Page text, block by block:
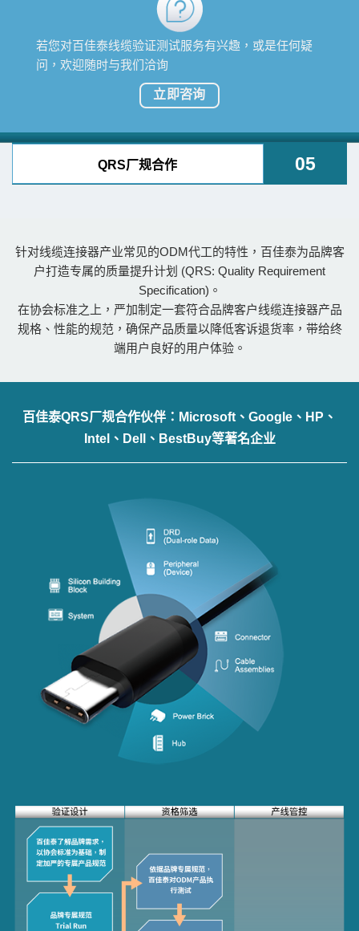
若您对百佳泰线缆验证测试服务有兴趣，或是任何疑
问，欢迎随时与我们洽询
立即咨询
QRS厂规合作 05
针对线缆连接器产业常见的ODM代工的特性，百佳泰为品牌客
户打造专属的质量提升计划 (QRS: Quality Requirement
Specification)。
在协会标准之上，严加制定一套符合品牌客户线缆连接器产品
规格、性能的规范，确保产品质量以降低客诉退货率，带给终
端用户良好的用户体验。
百佳泰QRS厂规合作伙伴：Microsoft、Google、HP、
Intel、Dell、BestBuy等著名企业